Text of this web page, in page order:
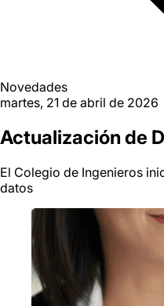
Novedades
martes, 21 de abril de 2026
Actualización de
El Colegio de Ingenieros
datos